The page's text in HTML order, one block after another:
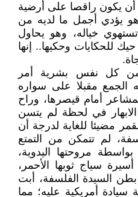
أن يكون راقصا على أرضية
وهو يؤدي أجمل ما لديه من
خياله، وهو يحاول
للحكايات وحكيها.. إنها
من كل نفس بشرية أمر
الجمع مقبلا على سواره
أمام قيصرها، وراح
في لحظة لم يتسن
مضيئا للغاية لدرجة أن
لم تتمكن من التمتع
مروحتها اليدوية،
سياج ثوبها الأحمر،
السيدة الفلسفة، أبت
سيادة أمريكية عليه؛ مما